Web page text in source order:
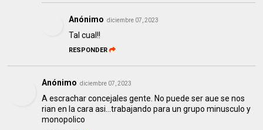
Anónimo diciembre 07, 2023
Tal cual!!
RESPONDER
Anónimo diciembre 07, 2023
A escrachar concejales gente. No puede ser aue se nos
rian en la cara asi...trabajando para un grupo minusculo y
monopolico